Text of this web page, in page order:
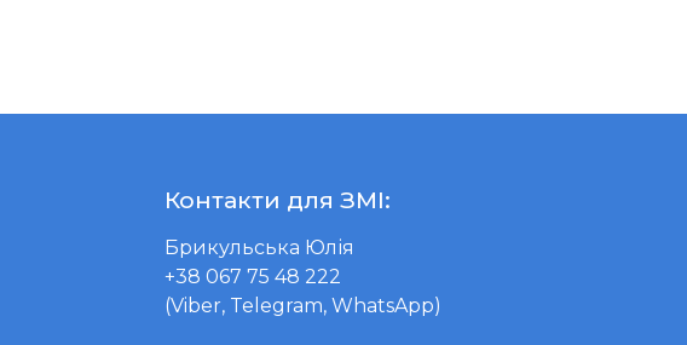
Контакти для ЗМІ:
Брикульська Юлія
+38 067 75 48 222
(Viber, Telegram, WhatsApp)